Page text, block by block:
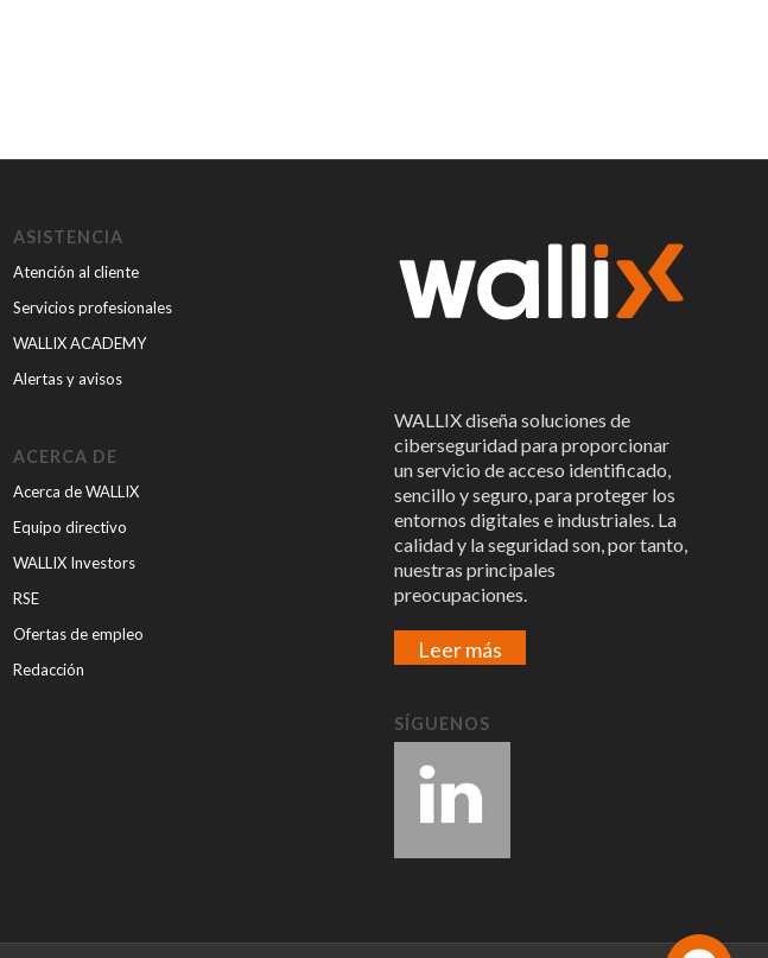
ASISTENCIA
Atención al cliente
Servicios profesionales
WALLIX ACADEMY
Alertas y avisos
ACERCA DE
Acerca de WALLIX
Equipo directivo
WALLIX Investors
RSE
Ofertas de empleo
Redacción
WALLIX diseña soluciones de
ciberseguridad para proporcionar
un servicio de acceso identificado,
sencillo y seguro, para proteger los
entornos digitales e industriales. La
calidad y la seguridad son, por tanto,
nuestras principales
preocupaciones.
Leer más
SÍGUENOS